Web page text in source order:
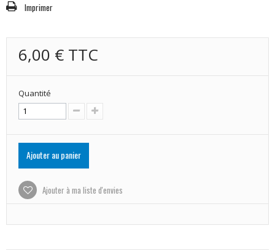
Imprimer
6,00 € TTC
Quantité
Ajouter au panier
Ajouter à ma liste d'envies